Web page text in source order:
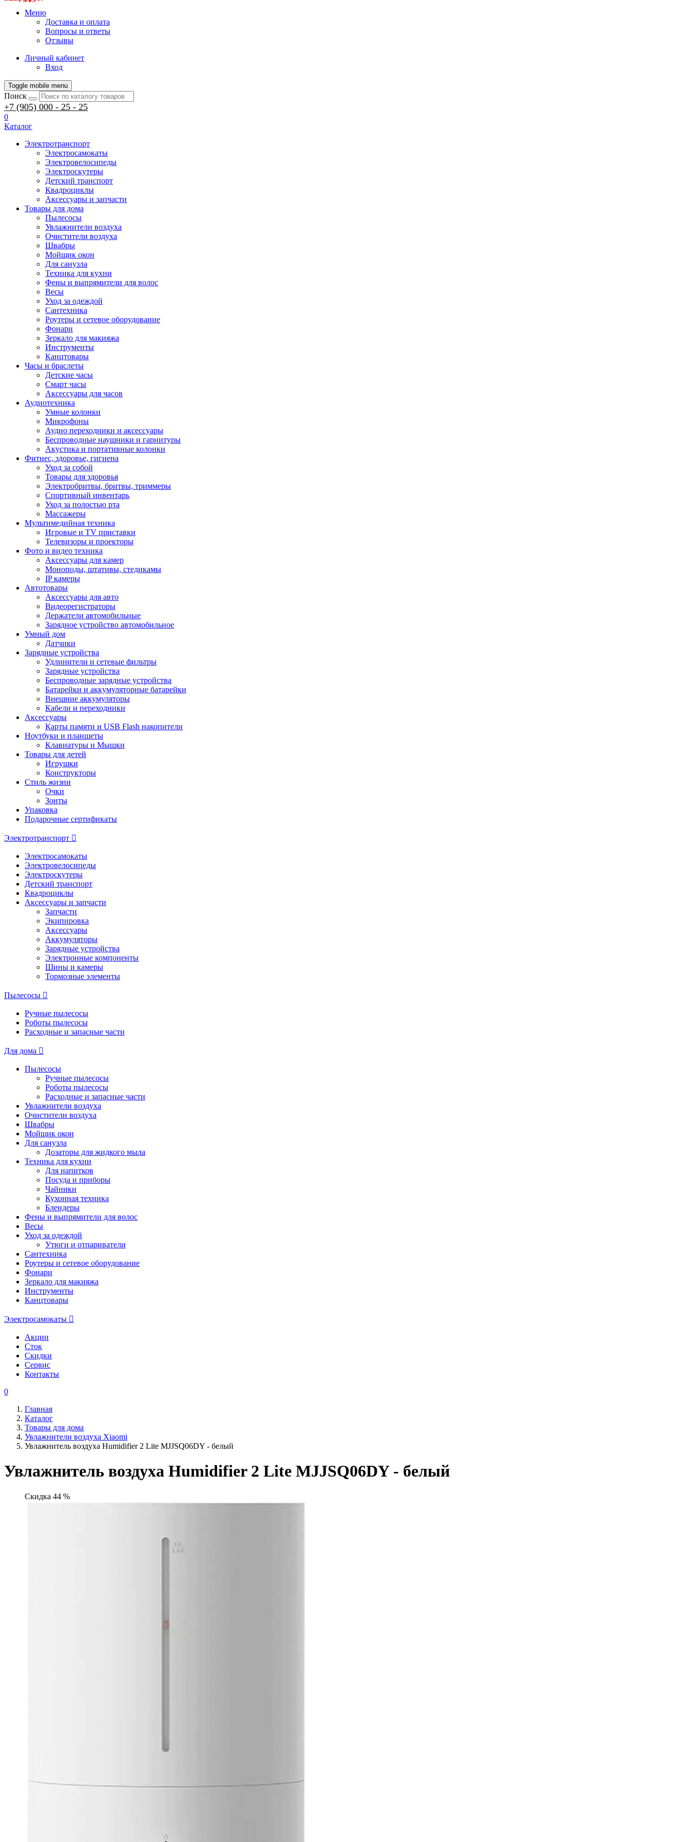
Меню
Доставка и оплата
Вопросы и ответы
Отзывы
Личный кабинет
Вход
Toggle mobile menu
Поиск
+7 (905) 000 - 25 - 25
0
Каталог
Электротранспорт
Электросамокаты
Электровелосипеды
Электроскутеры
Детский транспорт
Квадроциклы
Аксессуары и запчасти
Товары для дома
Пылесосы
Увлажнители воздуха
Очистители воздуха
Швабры
Мойщик окон
Для санузла
Техника для кухни
Фены и выпрямители для волос
Весы
Уход за одеждой
Сантехника
Роутеры и сетевое оборудование
Фонари
Зеркало для макияжа
Инструменты
Канцтовары
Часы и браслеты
Детские часы
Смарт часы
Аксессуары для часов
Аудиотехника
Умные колонки
Микрофоны
Аудио переходники и аксессуары
Беспроводные наушники и гарнитуры
Акустика и портативные колонки
Фитнес, здоровье, гигиена
Уход за собой
Товары для здоровья
Электробритвы, бритвы, триммеры
Спортивный инвентарь
Уход за полостью рта
Массажеры
Мультимедийная техника
Игровые и TV приставки
Телевизоры и проекторы
Фото и видео техника
Аксессуары для камер
Моноподы, штативы, стедикамы
IP камеры
Автотовары
Аксессуары для авто
Видеорегистраторы
Держатели автомобильные
Зарядное устройство автомобильное
Умный дом
Датчики
Зарядные устройства
Удлинители и сетевые фильтры
Зарядные устройства
Беспроводные зарядные устройства
Батарейки и аккумуляторные батарейки
Внешние аккумуляторы
Кабели и переходники
Аксессуары
Карты памяти и USB Flash накопители
Ноутбуки и планшеты
Клавиатуры и Мышки
Товары для детей
Игрушки
Конструкторы
Стиль жизни
Очки
Зонты
Упаковка
Подарочные сертификаты
Электротранспорт
Электросамокаты
Электровелосипеды
Электроскутеры
Детский транспорт
Квадроциклы
Аксессуары и запчасти
Запчасти
Экипировка
Аксессуары
Аккумуляторы
Зарядные устройства
Электронные компоненты
Шины и камеры
Тормозные элементы
Пылесосы
Ручные пылесосы
Роботы пылесосы
Расходные и запасные части
Для дома
Пылесосы
Ручные пылесосы
Роботы пылесосы
Расходные и запасные части
Увлажнители воздуха
Очистители воздуха
Швабры
Мойщик окон
Для санузла
Дозаторы для жидкого мыла
Техника для кухни
Для напитков
Посуда и приборы
Чайники
Кухонная техника
Блендеры
Фены и выпрямители для волос
Весы
Уход за одеждой
Утюги и отпариватели
Сантехника
Роутеры и сетевое оборудование
Фонари
Зеркало для макияжа
Инструменты
Канцтовары
Электросамокаты
Акции
Сток
Скидки
Сервис
Контакты
0
Главная
Каталог
Товары для дома
Увлажнители воздуха Xiaomi
Увлажнитель воздуха Humidifier 2 Lite MJJSQ06DY - белый
Увлажнитель воздуха Humidifier 2 Lite MJJSQ06DY - белый
Скидка 44 %